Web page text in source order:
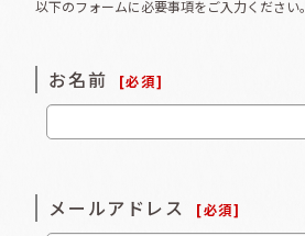
以下のフォームに必要事項をご入力ください。
お名前 [必須]
メールアドレス [必須]